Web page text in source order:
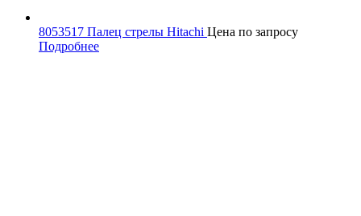
8053517 Палец стрелы Hitachi Цена по запросу
Подробнее